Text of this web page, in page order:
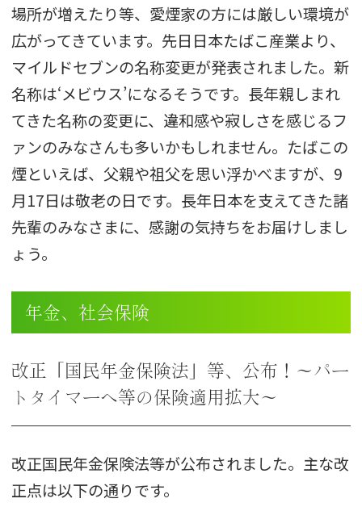
場所が増えたり等、愛煙家の方には厳しい環境が
広がってきています。先日日本たばこ産業より、
マイルドセブンの名称変更が発表されました。新
名称は‘メビウス’になるそうです。長年親しまれ
てきた名称の変更に、違和感や寂しさを感じるフ
ァンのみなさんも多いかもしれません。たばこの
煙といえば、父親や祖父を思い浮かべますが、9
月17日は敬老の日です。長年日本を支えてきた諸
先輩のみなさまに、感謝の気持ちをお届けしまし
ょう。
年金、社会保険
改正「国民年金保険法」等、公布！～パー
トタイマーへ等の保険適用拡大～
改正国民年金保険法等が公布されました。主な改
正点は以下の通りです。